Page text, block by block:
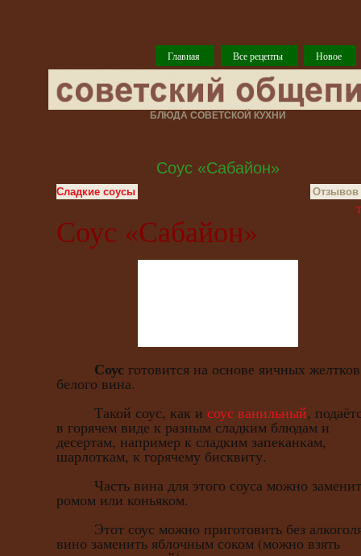
Главная Все рецепты Новое
БЛЮДА СОВЕТСКОЙ КУХНИ
Соус «Сабайон»
Сладкие соусы Отзывов
Соус «Сабайон»
Соус готовится на основе яичных
белого вина.
Такой соус, как и соус ванильный,
в горячем виде к разным сладким блюдам и
десертам, например к сладким запеканкам,
шарлоткам, к горячему бисквиту.
Часть вина для этого соуса можно
ромом или коньяком.
Этот соус можно приготовить без
вино заменить яблочным соком (можно взять